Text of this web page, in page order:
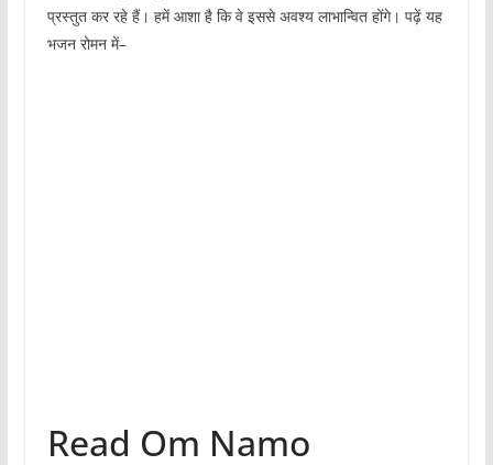
प्रस्तुत कर रहे हैं। हमें आशा है कि वे इससे अवश्य लाभान्वित होंगे। पढ़ें यह
भजन रोमन में–
Read Om Namo